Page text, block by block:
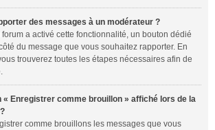
des messages à un modérateur ?
forum a activé cette fonctionnalité, un bouton dédié
du message que vous souhaitez rapporter. En
trouverez toutes les étapes nécessaires afin de
« Enregistrer comme brouillon » affiché lors de la
comme brouillons les messages que vous